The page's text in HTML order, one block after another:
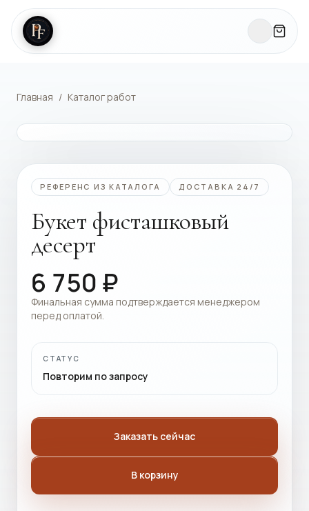
Главная / Каталог работ
РЕФЕРЕНС ИЗ КАТАЛОГА ДОСТАВКА 24/7
Букет фисташковый
десерт
6 750 ₽
Финальная сумма подтверждается менеджером
перед оплатой.
СТАТУС
Повторим по запросу
Заказать сейчас
В корзину